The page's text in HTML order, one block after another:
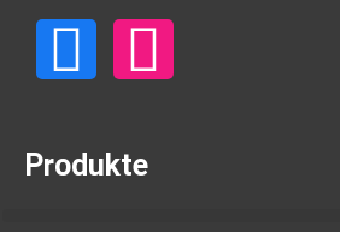
F
c
I
s
Produkte